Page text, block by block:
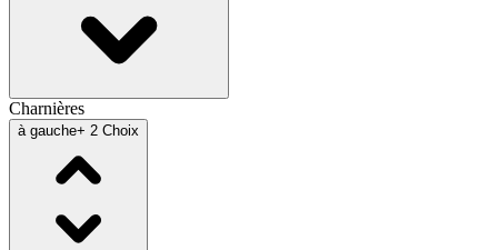
Charnières
à gauche+ 2 Choix